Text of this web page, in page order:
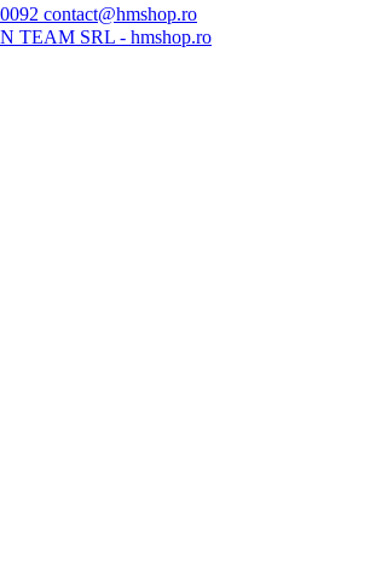
contact@hmshop.ro
TEAM SRL - hmshop.ro